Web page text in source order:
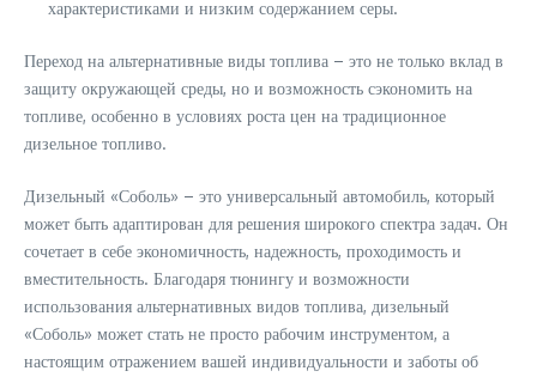
характеристиками и низким содержанием серы.
Переход на альтернативные виды топлива – это не только вклад в
защиту окружающей среды, но и возможность сэкономить на
топливе, особенно в условиях роста цен на традиционное
дизельное топливо.
Дизельный «Соболь» – это универсальный автомобиль, который
может быть адаптирован для решения широкого спектра задач. Он
сочетает в себе экономичность, надежность, проходимость и
вместительность. Благодаря тюнингу и возможности
использования альтернативных видов топлива, дизельный
«Соболь» может стать не просто рабочим инструментом, а
настоящим отражением вашей индивидуальности и заботы об